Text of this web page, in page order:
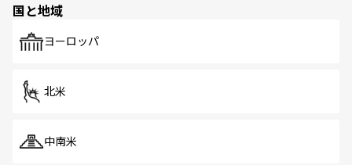
で、ホーカーズは地元の風情を楽しめる外せないスポット
国と地域
ヨーロッパ
北米
中南米